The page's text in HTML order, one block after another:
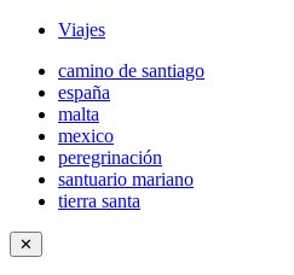
Viajes
camino de santiago
españa
malta
mexico
peregrinación
santuario mariano
tierra santa
✕